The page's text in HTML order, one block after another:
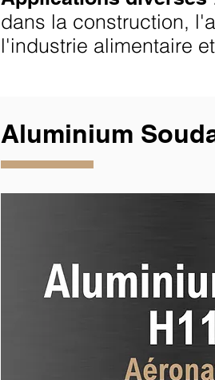
dans la construction,
l'industrie alimentaire
Aluminium